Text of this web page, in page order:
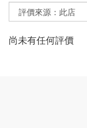
尚未有任何評價